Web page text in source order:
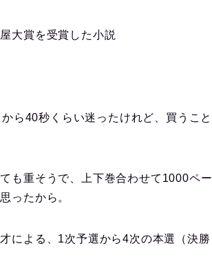
大賞を受賞した小説
ら40秒くらい迷ったけれど、買うこと
も重そうで、上下巻合わせて 1000ペー
ったから。
による、 1次予選から4次の本選（決勝